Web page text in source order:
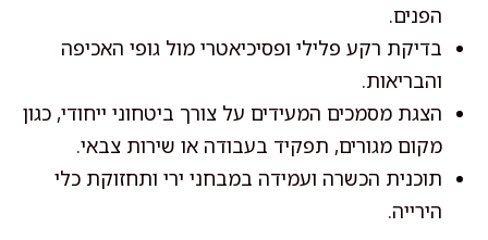
הפנים.
בדיקת רקע פלילי ופסיכיאטרי מול גופי האכיפה
והבריאות.
הצגת מסמכים המעידים על צורך ביטחוני ייחודי, כגון
מקום מגורים, תפקיד בעבודה או שירות צבאי.
תוכנית הכשרה ועמידה במבחני ירי ותחזוקת כלי
הירייה.